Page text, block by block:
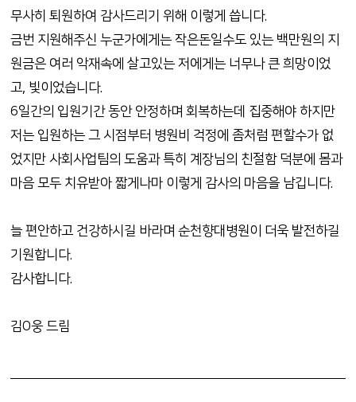
무사히 퇴원하여 감사드리기 위해 이렇게 씁니다.
금번 지원해주신 누군가에게는 작은돈일수도 있는 백만원의 지
원금은 여러 악재속에 살고있는 저에게는 너무나 큰 희망이었
고, 빛이었습니다.
6일간의 입원기간 동안 안정하며 회복하는데 집중해야 하지만
저는 입원하는 그 시점부터 병원비 걱정에 좀처럼 편할수가 없
었지만 사회사업팀의 도움과 특히 계장님의 친절함 덕분에 몸과
마음 모두 치유받아 짧게나마 이렇게 감사의 마음을 남깁니다.
늘 편안하고 건강하시길 바라며 순천향대병원이 더욱 발전하길
기원합니다.
감사합니다.
김O웅 드림